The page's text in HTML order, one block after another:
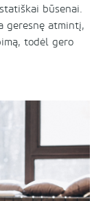
būsenai.
geresnę atmintį,
todėl gero